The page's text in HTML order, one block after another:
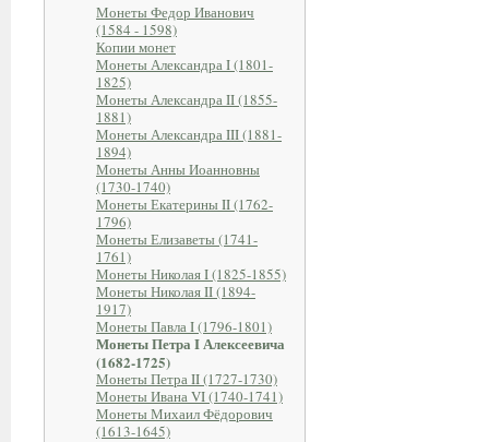
Монеты Федор Иванович
(1584 - 1598)
Копии монет
Монеты Александра I (1801-
1825)
Монеты Александра II (1855-
1881)
Монеты Александра III (1881-
1894)
Монеты Анны Иоанновны
(1730-1740)
Монеты Екатерины II (1762-
1796)
Монеты Елизаветы (1741-
1761)
Монеты Николая I (1825-1855)
Монеты Николая II (1894-
1917)
Монеты Павла I (1796-1801)
Монеты Петра I Алексеевича
(1682-1725)
Монеты Петра II (1727-1730)
Монеты Ивана VI (1740-1741)
Монеты Михаил Фёдорович
(1613-1645)